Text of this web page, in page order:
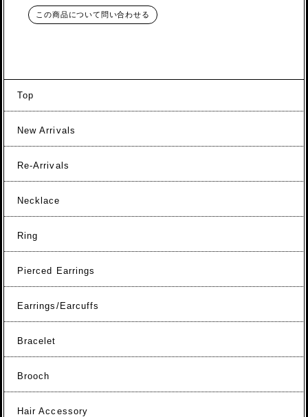
この商品について問い合わせる
Top
New Arrivals
Re-Arrivals
Necklace
Ring
Pierced Earrings
Earrings/Earcuffs
Bracelet
Brooch
Hair Accessory